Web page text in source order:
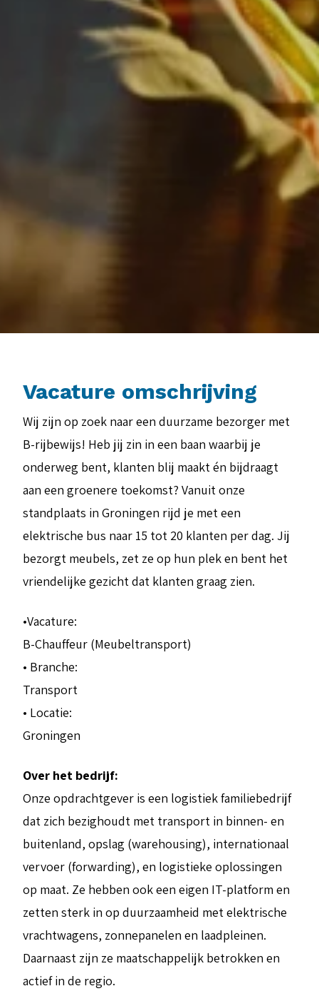
Vacature omschrijving
Wij zijn op zoek naar een duurzame bezorger met
B-rijbewijs! Heb jij zin in een baan waarbij je
onderweg bent, klanten blij maakt én bijdraagt
aan een groenere toekomst? Vanuit onze
standplaats in Groningen rijd je met een
elektrische bus naar 15 tot 20 klanten per dag. Jij
bezorgt meubels, zet ze op hun plek en bent het
vriendelijke gezicht dat klanten graag zien.
•Vacature:
B-Chauffeur (Meubeltransport)
• Branche:
Transport
• Locatie:
Groningen
Over het bedrijf:
Onze opdrachtgever is een logistiek familiebedrijf
dat zich bezighoudt met transport in binnen- en
buitenland, opslag (warehousing), internationaal
vervoer (forwarding), en logistieke oplossingen
op maat. Ze hebben ook een eigen IT-platform en
zetten sterk in op duurzaamheid met elektrische
vrachtwagens, zonnepanelen en laadpleinen.
Daarnaast zijn ze maatschappelijk betrokken en
actief in de regio.